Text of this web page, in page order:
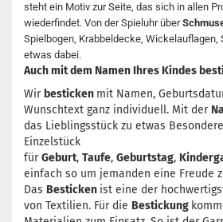
steht ein Motiv zur Seite, das sich in allen
wiederfindet. Von der Spieluhr über
Spielbogen, Krabbeldecke,
etwas dabei.
Auch mit dem Namen Ihres Kindes
Wir besticken mit Namen,
Wunschtext ganz individuell. Mit der
das Lieblingsstück zu etwas
Einzelstück
fürGeburt, Taufe, Geburtstag,
einfach so um jemanden eine Freude
Das Besticken ist eine der
von Textilien. Für die Bestickung